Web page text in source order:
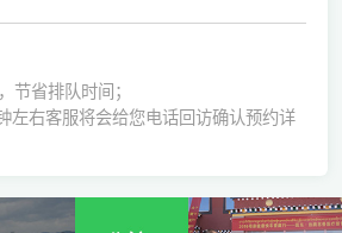
节省排队时间；
左右客服将会给您电话回访确认预约详